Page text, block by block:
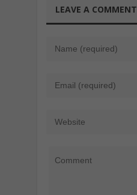
LEAVE A COMMENT